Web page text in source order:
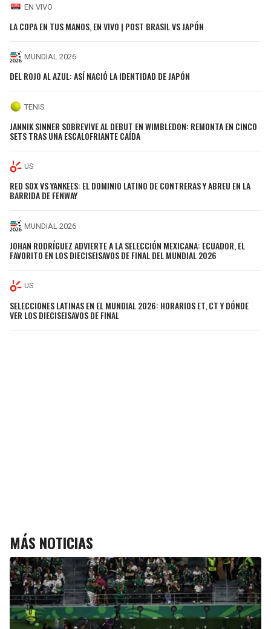
EN VIVO
LA COPA EN TUS MANOS, EN VIVO | POST BRASIL VS JAPÓN
MUNDIAL 2026
DEL ROJO AL AZUL: ASÍ NACIÓ LA IDENTIDAD DE JAPÓN
TENIS
JANNIK SINNER SOBREVIVE AL DEBUT EN WIMBLEDON: REMONTA EN CINCO
SETS TRAS UNA ESCALOFRIANTE CAÍDA
US
RED SOX VS YANKEES: EL DOMINIO LATINO DE CONTRERAS Y ABREU EN LA
BARRIDA DE FENWAY
MUNDIAL 2026
JOHAN RODRÍGUEZ ADVIERTE A LA SELECCIÓN MEXICANA: ECUADOR, EL
FAVORITO EN LOS DIECISEISAVOS DE FINAL DEL MUNDIAL 2026
US
SELECCIONES LATINAS EN EL MUNDIAL 2026: HORARIOS ET, CT Y DÓNDE
VER LOS DIECISEISAVOS DE FINAL
MÁS NOTICIAS